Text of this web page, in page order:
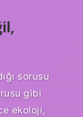
sorusu
gibi
ekoloji,